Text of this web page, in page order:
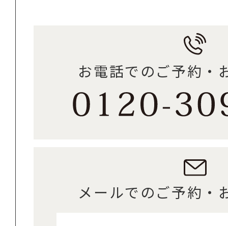
お電話でのご予約・
メールでのご予約・